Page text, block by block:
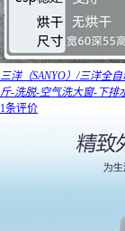
三洋（SANYO）/三洋全
斤-洗脱-空气洗大窗-下排
1条评价